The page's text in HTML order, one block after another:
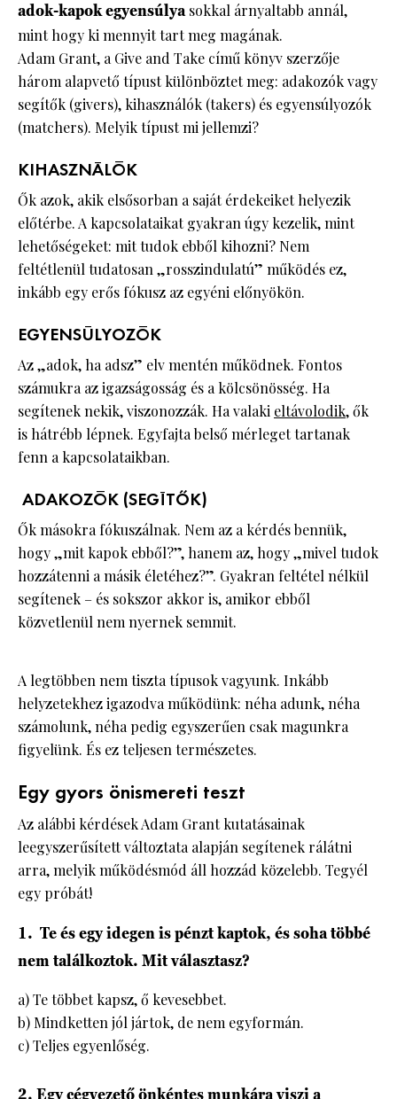
adok-kapok egyensúlyasokkal árnyaltabb annál,
mint hogy ki mennyit tart meg magának.
Adam Grant, a Give and Take című könyv szerzője
három alapvető típust különböztet meg: adakozók vagy
segítők (givers), kihasználók (takers) és egyensúlyozók
(matchers). Melyik típust mi jellemzi?
KIHASZNÁLÓK
Ők azok, akik elsősorban a saját érdekeiket helyezik
előtérbe. A kapcsolataikat gyakran úgy kezelik, mint
lehetőségeket: mit tudok ebből kihozni? Nem
feltétlenül tudatosan „rosszindulatú” működés ez,
inkább egy erős fókusz az egyéni előnyökön.
EGYENSÚLYOZÓK
Az „adok, ha adsz” elv mentén működnek. Fontos
számukra az igazságosság és a kölcsönösség. Ha
segítenek nekik, viszonozzák. Ha valaki eltávolodik, ők
is hátrébb lépnek. Egyfajta belső mérleget tartanak
fenn a kapcsolataikban.
ADAKOZÓK (SEGÍTŐK)
Ők másokra fókuszálnak. Nem az a kérdés bennük,
hogy „mit kapok ebből?”, hanem az, hogy „mivel tudok
hozzátenni a másik életéhez?”. Gyakran feltétel nélkül
segítenek – és sokszor akkor is, amikor ebből
közvetlenül nem nyernek semmit.
A legtöbben nem tiszta típusok vagyunk. Inkább
helyzetekhez igazodva működünk: néha adunk, néha
számolunk, néha pedig egyszerűen csak magunkra
figyelünk. És ez teljesen természetes.
Egy gyors önismereti teszt
Az alábbi kérdések Adam Grant kutatásainak
leegyszerűsített változtata alapján segítenek rálátni
arra, melyik működésmód áll hozzád közelebb. Tegyél
egy próbát!
1. Te és egy idegen is pénzt kaptok, és soha többé
nem találkoztok. Mit választasz?
a) Te többet kapsz, ő kevesebbet.
b) Mindketten jól jártok, de nem egyformán.
c) Teljes egyenlőség.
2. Egy cégvezető önkéntes munkára viszi a